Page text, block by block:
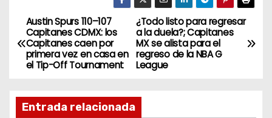
N
a
e
¿Todo listo para regresar
a la duela?; Capitanes
MX se alista para el
regreso de la NBA G
League
Austin Spurs 110–107
Capitanes CDMX: los
Capitanes caen por
primera vez en casa en
el Tip-Off Tournament
Entrada relacionada